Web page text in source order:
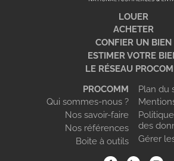
LOUER
ACHETER
CONFIER UN BIEN
ESTIMER VOTRE
LE RÉSEAU
PROCOMM
Qui sommes-nous ?
Nos savoir-faire
Nos références
Boite à outils
Plan du
des
Gérer